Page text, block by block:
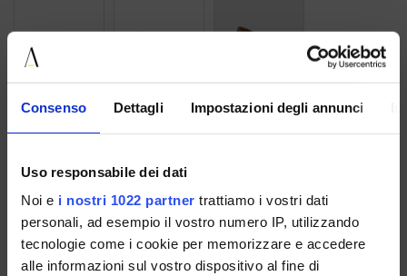
Consenso Dettagli Impostazioni degli annunci
Uso responsabile dei dati
Noi e i nostri 1022 partner trattiamo i vostri dati
personali, ad esempio il vostro numero IP, utilizzando
tecnologie come i cookie per memorizzare e accedere
alle informazioni sul vostro dispositivo al fine di
ELSAN252CAMOSCIOMANDORLAELSAN252CAMOSCIOPEPEELSAN252CAMOSCIOSAND
ELSAN252CAMOSCIOVERDEELSAN252CAMOSCIOZANTEELSAN252CASHMERE
COCCOANETO